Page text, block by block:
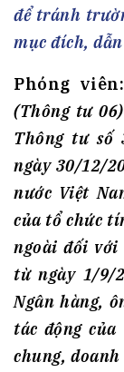
để tránh
mục đích,
Phóng viên:
(Thông tư
Thông tư số
ngày 30/12/
nước Việt
của tổ chức
ngoài đối
từ ngày 1/9/
Ngân hàng,
tác động
chung,